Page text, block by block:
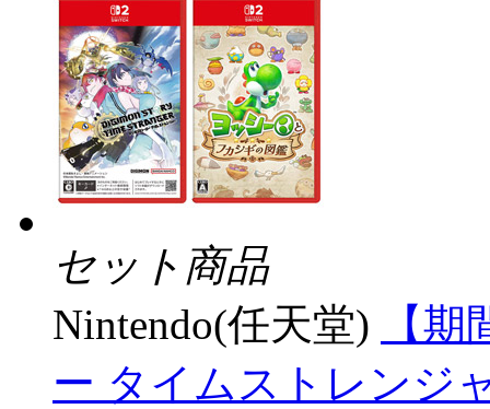
セット商品
Nintendo(任天堂)
【
ー タイムストレンジ